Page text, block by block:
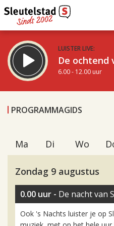
LUISTER LIVE:
De ochtend
6.00 - 12.00 uur
De middag van
Inklappen
PROGRAMMAGIDS
Ma Di Wo
Zondag 9 augustus
0.00 uur - De nacht van
Ook 's Nachts luister je op